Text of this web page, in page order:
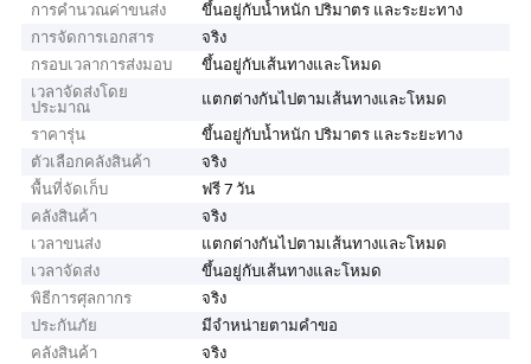
การคำนวณค่าขนส่ง
ขึ้นอยู่กับน้ำหนัก ปริมาตร และระยะทาง
การจัดการเอกสาร
จริง
กรอบเวลาการส่งมอบ
ขึ้นอยู่กับเส้นทางและโหมด
เวลาจัดส่งโดย
ประมาณ
แตกต่างกันไปตามเส้นทางและโหมด
ราคารุ่น
ขึ้นอยู่กับน้ำหนัก ปริมาตร และระยะทาง
ตัวเลือกคลังสินค้า
จริง
พื้นที่จัดเก็บ
ฟรี 7 วัน
คลังสินค้า
จริง
เวลาขนส่ง
แตกต่างกันไปตามเส้นทางและโหมด
เวลาจัดส่ง
ขึ้นอยู่กับเส้นทางและโหมด
พิธีการศุลกากร
จริง
ประกันภัย
มีจำหน่ายตามคำขอ
คลังสินค้า
จริง